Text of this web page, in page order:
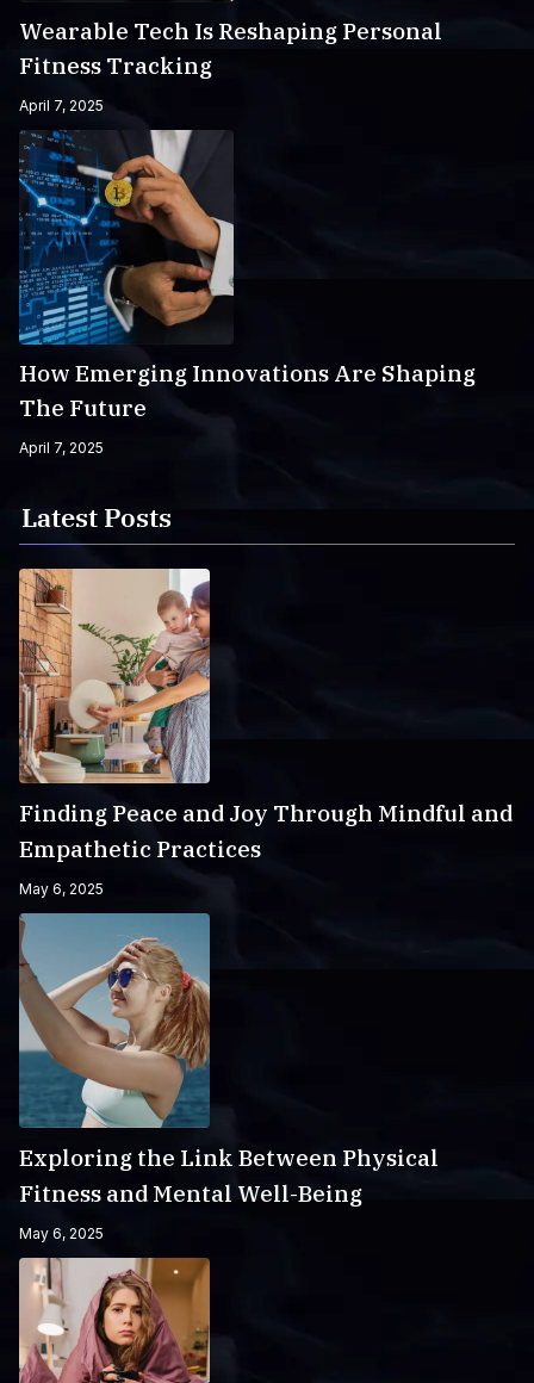
Wearable Tech Is Reshaping Personal
Fitness Tracking
April 7, 2025
How Emerging Innovations Are Shaping
The Future
April 7, 2025
Latest Posts
Finding Peace and Joy Through Mindful and
Empathetic Practices
May 6, 2025
Exploring the Link Between Physical
Fitness and Mental Well-Being
May 6, 2025